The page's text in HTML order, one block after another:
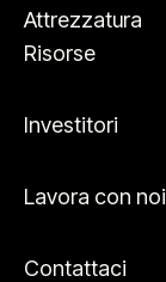
Attrezzatura
Risorse
Investitori
Lavora con noi
Contattaci